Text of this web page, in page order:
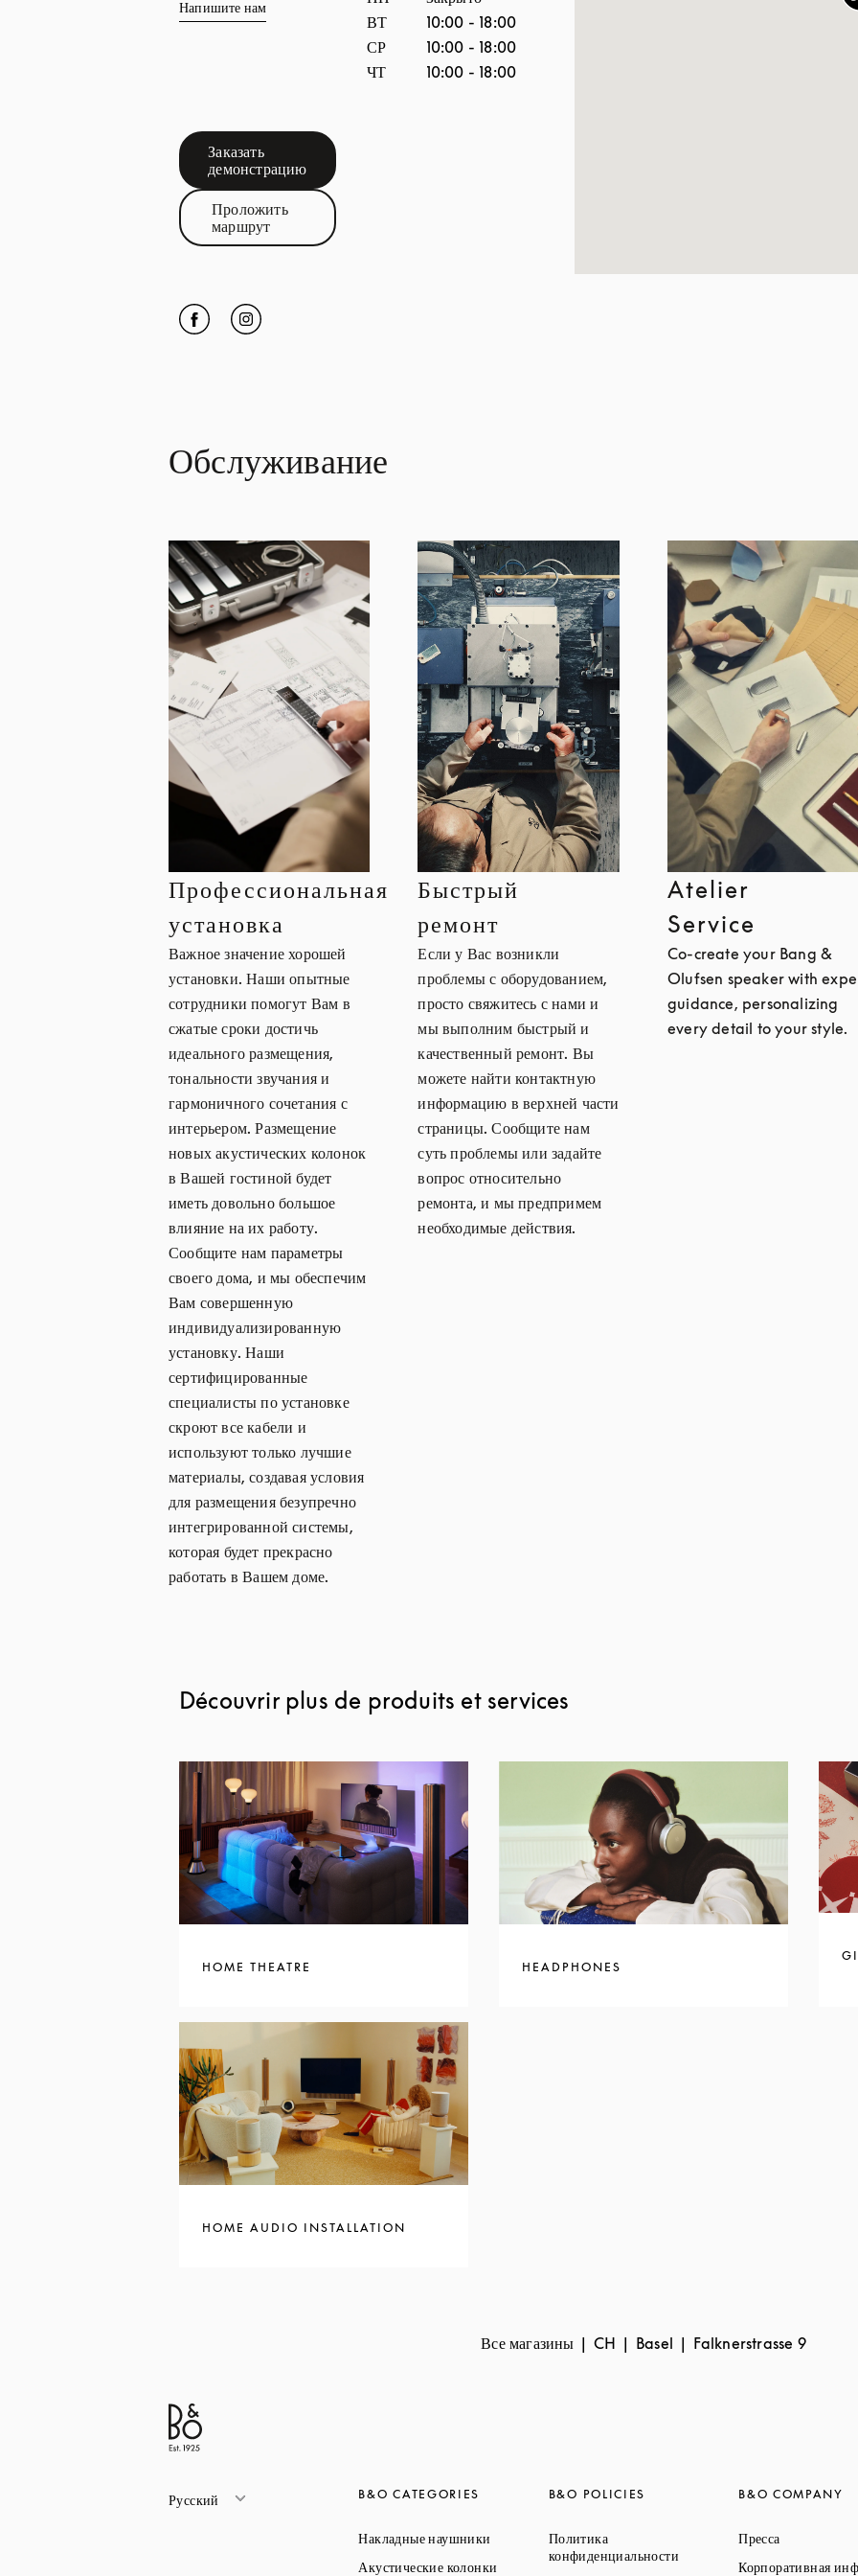
Напишите нам
Заказать
демонстрациюLink Opens in New Tab
Проложить
маршрутLink Opens in New Tab
Click to open Facebook
Link Opens in New Tab
Click to open Instagram
Link Opens in New Tab
ВТ
10:00 - 18:00
СР
10:00 - 18:00
ЧТ
10:00 - 18:00
Обслуживание
Профессиональная
установка
Важное значение хорошей
установки. Наши опытные
сотрудники помогут Вам в
сжатые сроки достичь
идеального размещения,
тональности звучания и
гармоничного сочетания с
интерьером. Размещение
новых акустических колонок
в Вашей гостиной будет
иметь довольно большое
влияние на их работу.
Сообщите нам параметры
своего дома, и мы обеспечим
Вам совершенную
индивидуализированную
установку. Наши
сертифицированные
специалисты по установке
скроют все кабели и
используют только лучшие
материалы, создавая условия
для размещения безупречно
интегрированной системы,
которая будет прекрасно
работать в Вашем доме.
Быстрый
ремонт
Если у Вас возникли
проблемы с оборудованием,
просто свяжитесь с нами и
мы выполним быстрый и
качественный ремонт. Вы
можете найти контактную
информацию в верхней части
страницы. Сообщите нам
суть проблемы или задайте
вопрос относительно
ремонта, и мы предпримем
необходимые действия.
Atelier
Service
Co-create your Bang &
Olufsen speaker with
guidance, personalizing
every detail to your style.
Découvrir plus de produits et services
HOME THEATRE HEADPHONES
HOME AUDIO INSTALLATION
Все магазины CH Basel Falknerstrasse 9
Русский B&O CATEGORIES
Накладные наушники Link Opens in New Tab
Акустические колонки Link Opens in New Tab
B&O POLICIES
Политика
конфиденциальностиLink Opens in New Tab
B&O COMPANY
ПрессаLink Opens
Корпоративная